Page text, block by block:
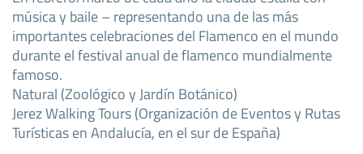
música y baile – representando una de las más
importantes celebraciones del Flamenco en el mundo
durante el festival anual de flamenco mundialmente
famoso.
Natural (Zoológico y Jardín Botánico)
Jerez Walking Tours (Organización de Eventos y Rutas
Turísticas en Andalucía, en el sur de España)